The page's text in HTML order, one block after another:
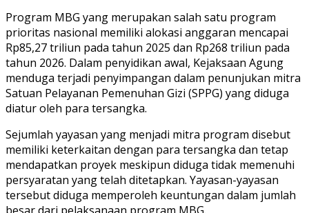
Program MBG yang merupakan salah satu program
prioritas nasional memiliki alokasi anggaran mencapai
Rp85,27 triliun pada tahun 2025 dan Rp268 triliun pada
tahun 2026. Dalam penyidikan awal, Kejaksaan Agung
menduga terjadi penyimpangan dalam penunjukan mitra
Satuan Pelayanan Pemenuhan Gizi (SPPG) yang diduga
diatur oleh para tersangka.
Sejumlah yayasan yang menjadi mitra program disebut
memiliki keterkaitan dengan para tersangka dan tetap
mendapatkan proyek meskipun diduga tidak memenuhi
persyaratan yang telah ditetapkan. Yayasan-yayasan
tersebut diduga memperoleh keuntungan dalam jumlah